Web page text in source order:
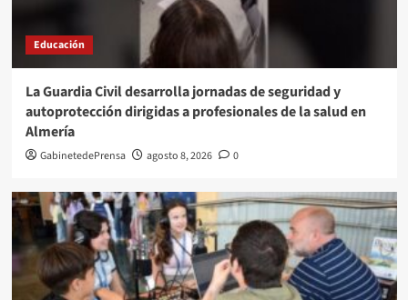
Educación
La Guardia Civil desarrolla jornadas de seguridad y
autoprotección dirigidas a profesionales de la salud en
Almería
GabinetedePrensa agosto 8, 2026 0